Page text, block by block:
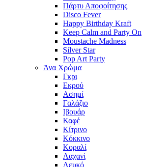
Πάρτυ Αποφοίτησης
Disco Fever
Happy Birthday Kraft
Keep Calm and Party On
Moustache Madness
Silver Star
Pop Art Party
Άνα Χρώμα
Γκρι
Εκρού
Ασημί
Γαλάζιο
Ιβουάρ
Καφέ
Κίτρινο
Κόκκινο
Κοραλί
Λαχανί
Λευκό